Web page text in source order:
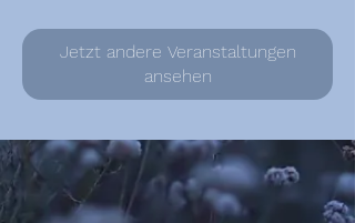
Jetzt andere Veranstaltungen
ansehen